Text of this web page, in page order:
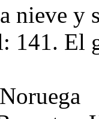
nieve y
141. El